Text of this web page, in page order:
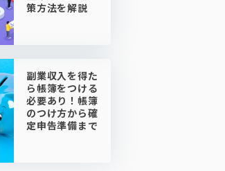
策方法を解説
副業収入を得た
ら帳簿をつける
必要あり！帳簿
のつけ方から確
定申告準備まで